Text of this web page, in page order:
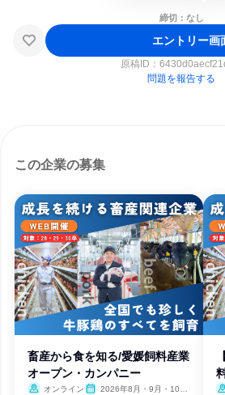
締切：なし
エントリー画
原稿ID：
問題を報告する
この企業の募集
畜産から食を知る/愛媛飼料産業
オープン・カンパニー
オンライン
2026年8月・9月・10